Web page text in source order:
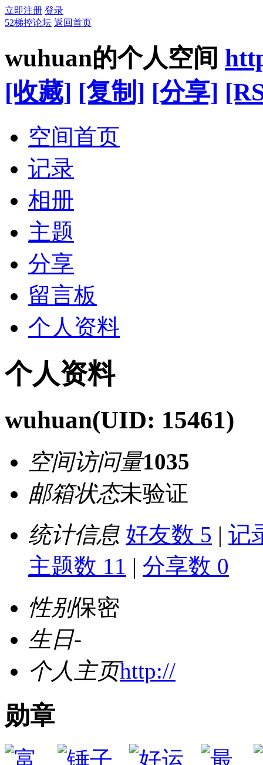
立即注册 登录
52梯控论坛 返回首页
wuhuan的个人空间
[收藏] [复制] [分享]
空间首页
记录
相册
主题
分享
留言板
个人资料
个人资料
wuhuan(UID: 15461)
空间访问量1035
邮箱状态未验证
统计信息 好友数 5 | 记
主题数 11 | 分享数 0
性别保密
生日-
个人主页http://
勋章